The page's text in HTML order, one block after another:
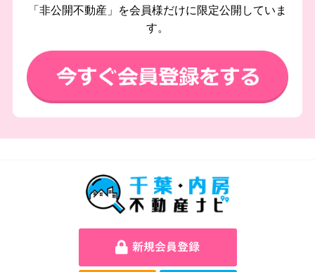
「非公開不動産」を会員様だけに限定公開していま
す。